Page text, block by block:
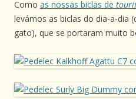
Como as nossas biclas de
levámos as biclas do dia-a-dia
gato), que se portaram muito